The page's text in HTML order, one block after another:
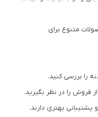
متنوع برای
را بررسی کنید.
فروش را در نظر بگیرید.
پشتیبانی بهتری دارند.